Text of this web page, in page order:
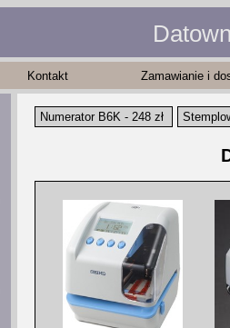
Kontakt Zamawianie i
Numerator B6K - 248 zł